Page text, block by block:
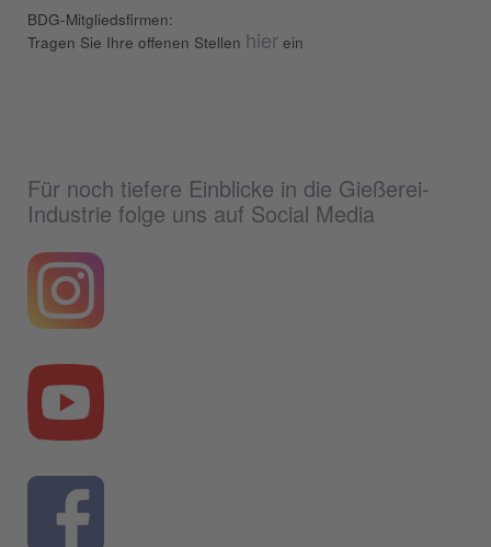
BDG-Mitgliedsfirmen:
Tragen Sie Ihre offenen Stellen hier ein
Für noch tiefere Einblicke in die Gießerei-
Industrie folge uns auf Social Media